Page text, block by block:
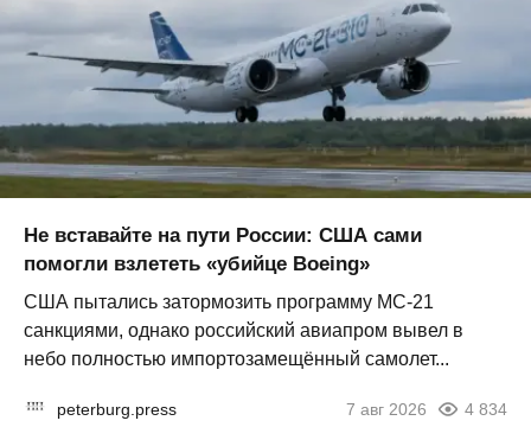
Не вставайте на пути России: США сами
помогли взлететь «убийце Boeing»
США пытались затормозить программу МС-21
санкциями, однако российский авиапром вывел в
небо полностью импортозамещённый самолет...
peterburg.press 7 авг 2026 4 834